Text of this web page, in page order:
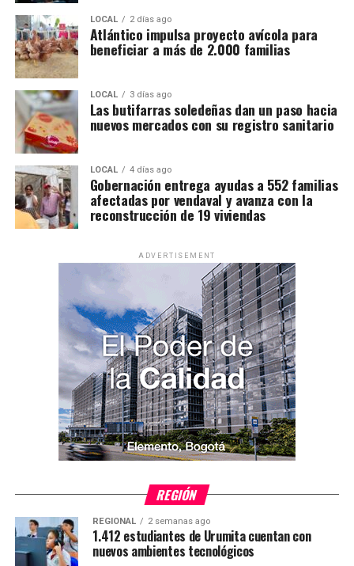
LOCAL 2 días ago
Atlántico impulsa proyecto avícola para
beneficiar a más de 2.000 familias
LOCAL 3 días ago
Las butifarras soledeñas dan un paso hacia
nuevos mercados con su registro sanitario
LOCAL 4 días ago
Gobernación entrega ayudas a 552 familias
afectadas por vendaval y avanza con la
reconstrucción de 19 viviendas
ADVERTISEMENT
REGIÓN
REGIONAL 2 semanas ago
1.412 estudiantes de Urumita cuentan con
nuevos ambientes tecnológicos